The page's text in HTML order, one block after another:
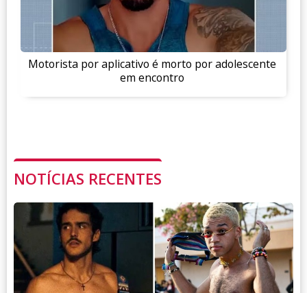
Motorista por aplicativo é morto por adolescente
em encontro
NOTÍCIAS RECENTES